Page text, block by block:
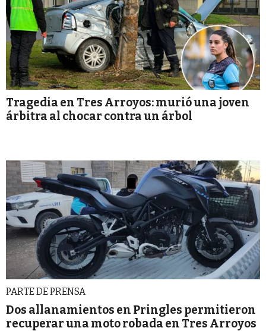
Tragedia en Tres Arroyos: murió una joven
árbitra al chocar contra un árbol
PARTE DE PRENSA
Dos allanamientos en Pringles permitieron
recuperar una moto robada en Tres Arroyos